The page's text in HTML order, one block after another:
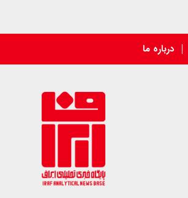
درباره ما